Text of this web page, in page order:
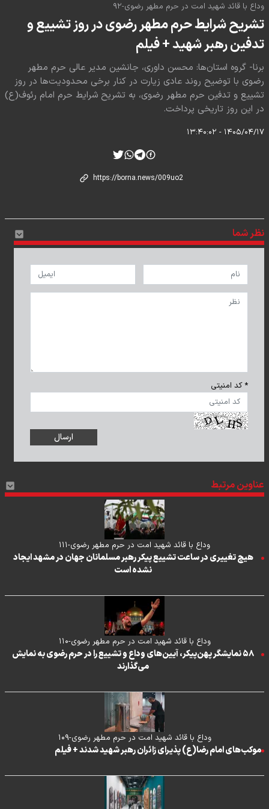
وداع با قائد شهید امت در حرم مطهر رضوی-۹۲
تشریح شرایط حرم مطهر رضوی در روز تشییع و
تدفین رهبر شهید + فیلم
برنا- گروه استان‌ها: محسن داوری، جانشین مدیر عالی حرم مطهر
رضوی با توضیح روند عادی زیارت در کنار برخی محدودیت‌ها در روز
تشییع و تدفین حرم مطهر رضوی، به تشریح شرایط حرم امام رئوف(ع)
در این روز تاریخی پرداخت.
۱۴۰۵/۰۴/۱۷ - ۱۳:۴۰:۰۲
نظر شما
* کد امنیتی
عناوین مرتبط
وداع با قائد شهید امت در حرم مطهر رضوی-۱۱۱
هیچ تغییری در ساعت تشییع پیکر رهبر مسلمانان جهان در مشهد ایجاد
نشده است
وداع با قائد شهید امت در حرم مطهر رضوی-۱۱۰
۵۸ نمایشگر پهن‌پیکر، آیین‌های وداع و تشییع را در حرم رضوی به نمایش
می‌گذارند
وداع با قائد شهید امت در حرم مطهر رضوی-۱۰۹
موکب‌های امام رضا(ع) پذیرای زائران رهبر شهید شدند + فیلم